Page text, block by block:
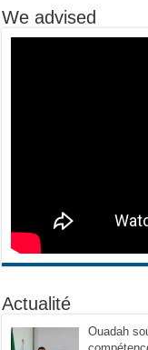
We advised
Actualité
Ouadah